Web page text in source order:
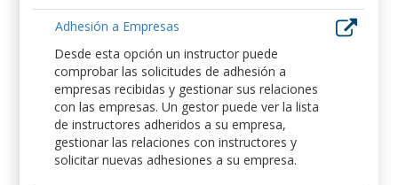
Adhesión a Empresas
Desde esta opción un instructor puede
comprobar las solicitudes de adhesión a
empresas recibidas y gestionar sus relaciones
con las empresas. Un gestor puede ver la lista
de instructores adheridos a su empresa,
gestionar las relaciones con instructores y
solicitar nuevas adhesiones a su empresa.